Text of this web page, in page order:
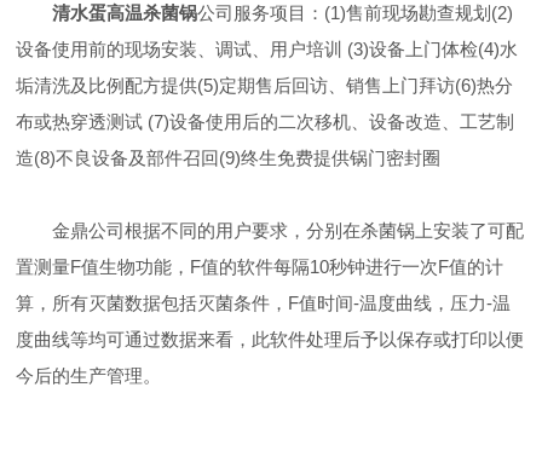
清水蛋高温杀菌锅公司服务项目：(1)售前现场勘查规划(2)
设备使用前的现场安装、调试、用户培训 (3)设备上门体检(4)水
垢清洗及比例配方提供(5)定期售后回访、销售上门拜访(6)热分
布或热穿透测试 (7)设备使用后的二次移机、设备改造、工艺制
造(8)不良设备及部件召回(9)终生免费提供锅门密封圈
金鼎公司根据不同的用户要求，分别在杀菌锅上安装了可配
置测量F值生物功能，F值的软件每隔10秒钟进行一次F值的计
算，所有灭菌数据包括灭菌条件，F值时间-温度曲线，压力-温
度曲线等均可通过数据来看，此软件处理后予以保存或打印以便
今后的生产管理。